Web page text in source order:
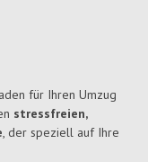
für Ihren Umzug
stressfreien,
, der speziell auf Ihre